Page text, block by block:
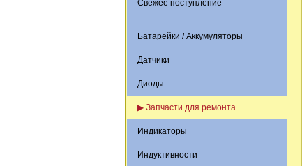
Свежее поступление
Батарейки / Аккумуляторы
Датчики
Диоды
▶ Запчасти для ремонта
Индикаторы
Индуктивности